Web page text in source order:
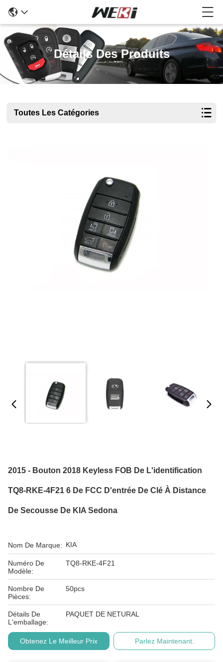
Détails Des Produits
Toutes Les Catégories
2015 - Bouton 2018 Keyless FOB De L'identification
TQ8-RKE-4F21 6 De FCC D'entrée De Clé À Distance
De Secousse De KIA Sedona
Nom De Marque: KIA
Numéro De
Modèle:
TQ8-RKE-4F21
Nombre De
Pièces:
50pcs
Détails De
L'emballage:
PAQUET DE NETURAL
Obtenez Le Meilleur Prix Parlez Maintenant.